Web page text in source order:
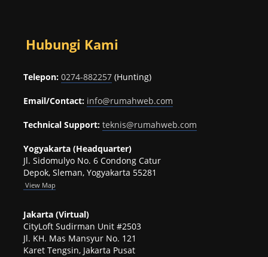
Hubungi Kami
Telepon: 0274-882257 (Hunting)
Email/Contact: info@rumahweb.com
Technical Support: teknis@rumahweb.com
Yogyakarta (Headquarter)
Jl. Sidomulyo No. 6 Condong Catur
Depok, Sleman, Yogyakarta 55281
View Map
Jakarta (Virtual)
CityLoft Sudirman Unit #2503
Jl. KH. Mas Mansyur No. 121
Karet Tengsin, Jakarta Pusat